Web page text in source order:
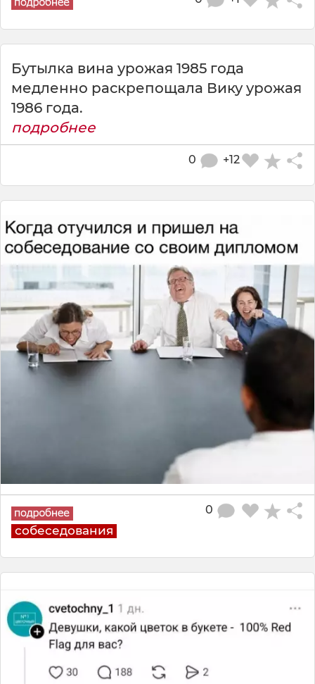
Бутылка вина урожая 1985 года
медленно раскрепощала Вику урожая
1986 года.
подробнее
+12
0
собеседования
0